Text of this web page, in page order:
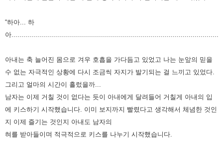
“하아... 하
아
아내는 축 늘어진 몸으로 겨우 호흡을 가다듬고 있었고 나는 눈앞의 믿을
수 없는 자극적인 상황에 다시 조금씩 자지가 발기되는 걸 느끼고 있었다.
그리고 얼마의 시간이 흘렀을까...
남자는 이제 거칠 것이 없다는 듯이 아내에게 달려들어 거칠게 아내의 입
에 키스하기 시작했습니다. 이미 보지까지 빨렸다고 생각해서 체념한 것인
지 이제 즐기는 것인지 아내도 남자의
혀를 받아들이며 적극적으로 키스를 나누기 시작했습니다.